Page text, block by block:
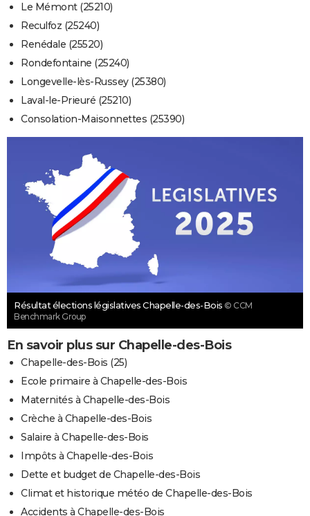
Le Mémont (25210)
Reculfoz (25240)
Renédale (25520)
Rondefontaine (25240)
Longevelle-lès-Russey (25380)
Laval-le-Prieuré (25210)
Consolation-Maisonnettes (25390)
Résultat élections législatives Chapelle-des-Bois © CCM
Benchmark Group
En savoir plus sur Chapelle-des-Bois
Chapelle-des-Bois (25)
Ecole primaire à Chapelle-des-Bois
Maternités à Chapelle-des-Bois
Crèche à Chapelle-des-Bois
Salaire à Chapelle-des-Bois
Impôts à Chapelle-des-Bois
Dette et budget de Chapelle-des-Bois
Climat et historique météo de Chapelle-des-Bois
Accidents à Chapelle-des-Bois